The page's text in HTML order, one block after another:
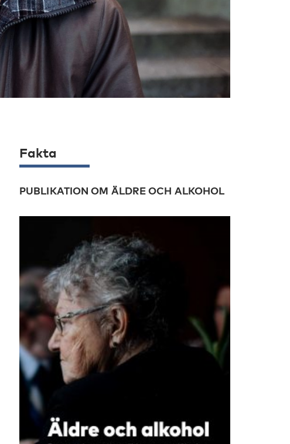
Fakta
PUBLIKATION OM ÄLDRE OCH ALKOHOL